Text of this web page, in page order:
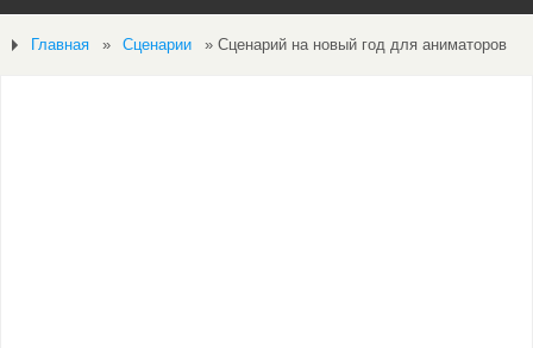
Главная » Сценарии » Сценарий на новый год для аниматоров